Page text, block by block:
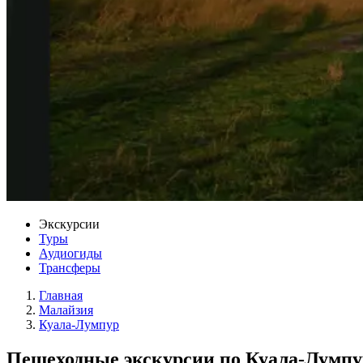
Экскурсии
Туры
Аудиогиды
Трансферы
Главная
Малайзия
Куала-Лумпур